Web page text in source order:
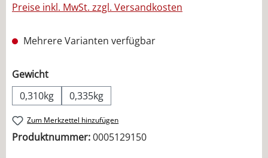
Preise inkl. MwSt. zzgl. Versandkosten
Mehrere Varianten verfügbar
Gewichtauswählen
0,310kg
0,335kg
Zum Merkzettel hinzufügen
Produktnummer:0005129150